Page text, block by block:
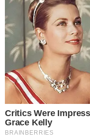
VEJA TAMBÉM